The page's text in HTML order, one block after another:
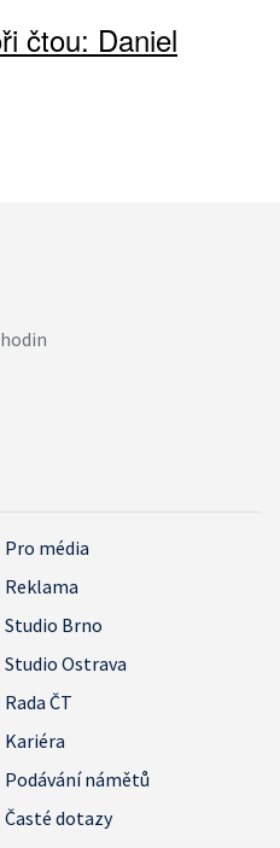
čtou: Daniel
Pro média
Reklama
Studio Brno
Studio Ostrava
Rada ČT
Kariéra
Podávání námětů
Časté dotazy